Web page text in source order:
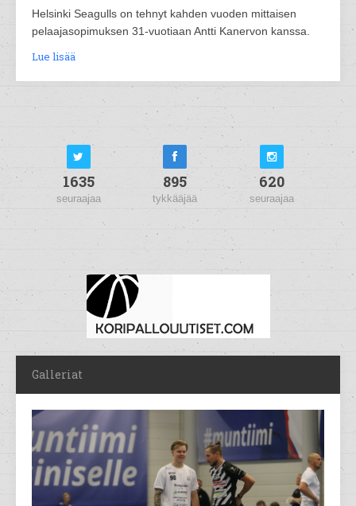
Helsinki Seagulls on tehnyt kahden vuoden mittaisen
pelaajasopimuksen 31-vuotiaan Antti Kanervon kanssa.
Lue lisää
1635
seuraajaa
895
tykkääjää
620
seuraajaa
Galleriat